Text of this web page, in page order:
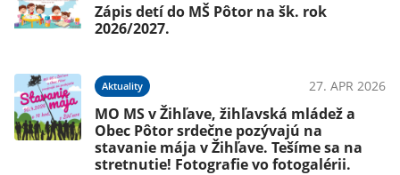
Zápis detí do MŠ Pôtor na šk. rok
2026/2027.
Aktuality 27. APR 2026
MO MS v Žihľave, žihľavská mládež a
Obec Pôtor srdečne pozývajú na
stavanie mája v Žihľave. Tešíme sa na
stretnutie! Fotografie vo fotogalérii.